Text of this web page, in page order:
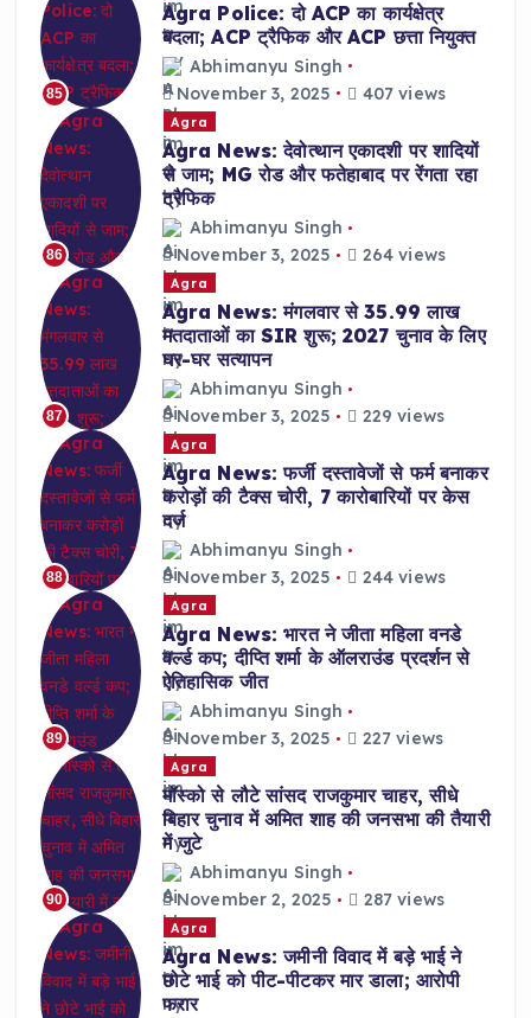
85
Agra Police: दो ACP का कार्यक्षेत्र
बदला; ACP ट्रैफिक और ACP छत्ता नियुक्त
Abhimanyu Singh
November 3, 2025
407 views
86
Agra
Agra News: देवोत्थान एकादशी पर शादियों
से जाम; MG रोड और फतेहाबाद पर रेंगता रहा
ट्रैफिक
Abhimanyu Singh
November 3, 2025
264 views
87
Agra
Agra News: मंगलवार से 35.99 लाख
मतदाताओं का SIR शुरू; 2027 चुनाव के लिए
घर-घर सत्यापन
Abhimanyu Singh
November 3, 2025
229 views
88
Agra
Agra News: फर्जी दस्तावेजों से फर्म बनाकर
करोड़ों की टैक्स चोरी, 7 कारोबारियों पर केस
दर्ज
Abhimanyu Singh
November 3, 2025
244 views
89
Agra
Agra News: भारत ने जीता महिला वनडे
वर्ल्ड कप; दीप्ति शर्मा के ऑलराउंड प्रदर्शन से
ऐतिहासिक जीत
Abhimanyu Singh
November 3, 2025
227 views
90
Agra
मॉस्को से लौटे सांसद राजकुमार चाहर, सीधे
बिहार चुनाव में अमित शाह की जनसभा की तैयारी
में जुटे
Abhimanyu Singh
November 2, 2025
287 views
Agra
Agra News: जमीनी विवाद में बड़े भाई ने
छोटे भाई को पीट-पीटकर मार डाला; आरोपी
फरार